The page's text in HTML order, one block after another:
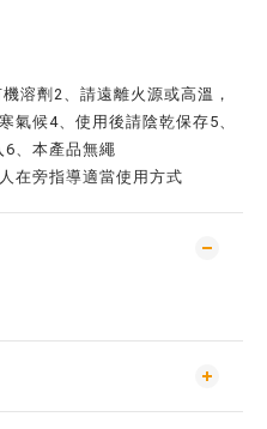
溶劑2、請遠離火源或高溫，
氣候4、使用後請陰乾保存5、
6、本產品無繩
在旁指導適當使用方式